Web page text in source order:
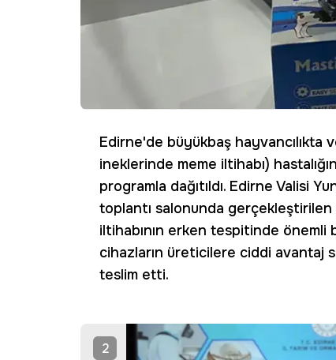
Edirne'de büyükbaş hayvancılıkta
ineklerinde meme iltihabı)
programla dağıtıldı. Edirne Valisi
toplantı salonunda
iltihabının erken tespitinde önemli
cihazların üreticilere ciddi avantaj
teslim etti.
2